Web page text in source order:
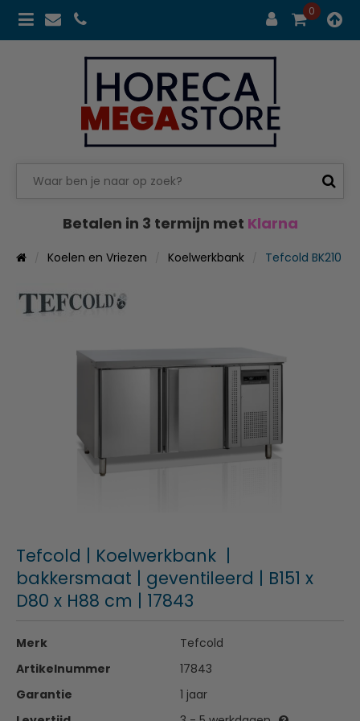
0
Betalen in 3 termijn met Klarna
Koelen en Vriezen Koelwerkbank Tefcold BK210
Tefcold | Koelwerkbank |
bakkersmaat | geventileerd | B151 x
D80 x H88 cm | 17843
Merk
Tefcold
Artikelnummer
17843
Garantie
1 jaar